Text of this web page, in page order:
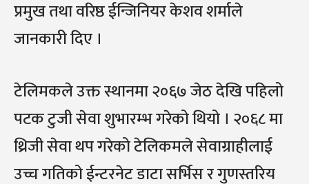
प्रमुख तथा वरिष्ठ ईन्जिनियर केशव शर्माले
जानकारी दिए ।
टेलिमकले उक्त स्थानमा २०६७ जेठ देखि पहिलो
पटक टुजी सेवा शुभारम्भ गरेको थियो । २०६८ मा
थ्रिजी सेवा थप गरेको टेलिकमले सेवाग्राहीलाई
उच्च गतिको ईन्टरनेट डाटा सर्भिस र गुणस्तरिय